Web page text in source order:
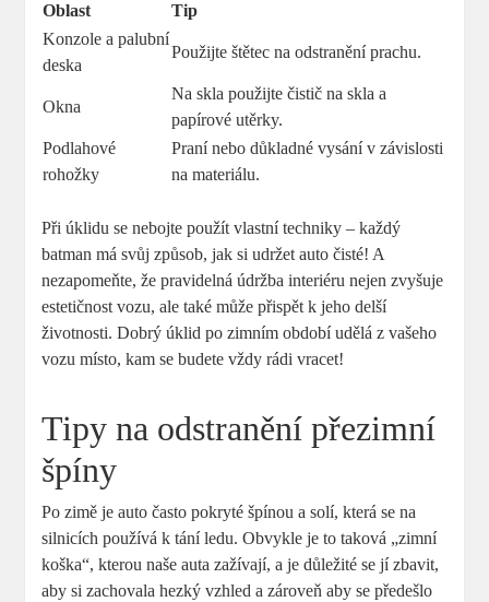
Oblast
Tip
Konzole a palubní
deska
Použijte štětec na odstranění prachu.
Okna
Na skla použijte čistič na skla a
papírové utěrky.
Podlahové
rohožky
Praní nebo důkladné vysání v závislosti
na materiálu.
Při úklidu se nebojte použít vlastní techniky – každý
batman má svůj způsob, jak si udržet auto čisté! A
nezapomeňte, že pravidelná údržba interiéru nejen zvyšuje
estetičnost vozu, ale také může přispět k jeho delší
životnosti. Dobrý úklid po zimním období udělá z vašeho
vozu místo, kam se budete vždy rádi vracet!
Tipy na odstranění přezimní
špíny
Po zimě je auto často pokryté špínou a solí, která se na
silnicích používá k tání ledu. Obvykle je to taková „zimní
koška“, kterou naše auta zažívají, a je důležité se jí zbavit,
aby si zachovala hezký vzhled a zároveň aby se předešlo